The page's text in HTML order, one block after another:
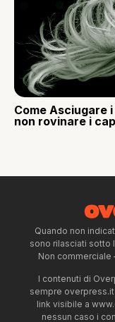
Come Asciugare
non rovinare i
Quando non
sono rilasciati sotto
Non commerciale
I contenuti di
sempre
link visibile a
nessun caso i